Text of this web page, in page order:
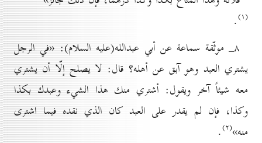
(۱) .
۸_ موثّقة سماعة عن أبي عبدالله(عليه السلام): «في الرجل
يشتري العبد وهو آبق عن أهله؟ قال: لا يصلح إلّا أن يشتري
معه شيئاً آخر ويقول: أشتري منك هذا الشيء وعبدك بكذا
وكذا، فإن لم يقدر على العبد كان الذي نقده فيما اشترى
منه»(۲) .